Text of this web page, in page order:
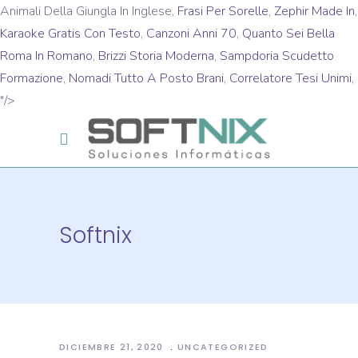
Animali Della Giungla In Inglese, Frasi Per Sorelle, Zephir Made In,
Karaoke Gratis Con Testo, Canzoni Anni 70, Quanto Sei Bella
Roma In Romano, Brizzi Storia Moderna, Sampdoria Scudetto
Formazione, Nomadi Tutto A Posto Brani, Correlatore Tesi Unimi,
"/>
Softnix
DICIEMBRE 21, 2020 UNCATEGORIZED